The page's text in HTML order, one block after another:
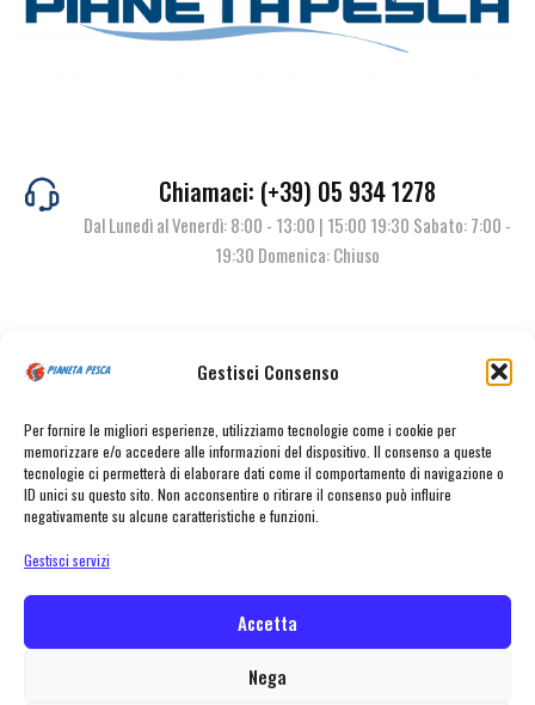
Gestisci Consenso
Per fornire le migliori esperienze, utilizziamo tecnologie come i cookie per
memorizzare e/o accedere alle informazioni del dispositivo. Il consenso a queste
tecnologie ci permetterà di elaborare dati come il comportamento di navigazione o
ID unici su questo sito. Non acconsentire o ritirare il consenso può influire
negativamente su alcune caratteristiche e funzioni.
Gestisci servizi
Accetta
Nega
Chiamaci: (+39) 05 934 1278
Dal Lunedì al Venerdì: 8:00 - 13:00 | 15:00 19:30 Sabato: 7:00 -
19:30 Domenica: Chiuso
02141860367 | Tel. 059 341278 | info@pianetapesca.it